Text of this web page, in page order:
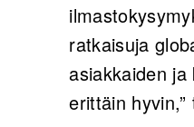
ratkaisuja
asiakkaiden
erittäin